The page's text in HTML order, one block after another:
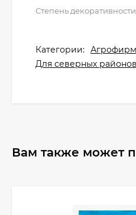
Степень декоративности
Категории:
Для северных районов
Вам также может